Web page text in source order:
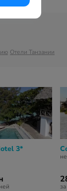
Отели Танзании
3*